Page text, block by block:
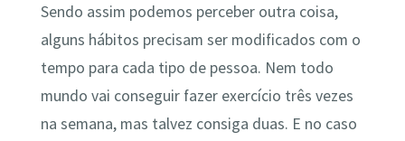
Sendo assim podemos perceber outra coisa,
alguns hábitos precisam ser modificados com o
tempo para cada tipo de pessoa. Nem todo
mundo vai conseguir fazer exercício três vezes
na semana, mas talvez consiga duas. E no caso